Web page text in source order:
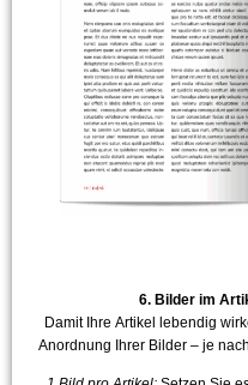
6. Bilder im
Damit Ihre Artikel lebendig
Anordnung Ihrer Bilder – je